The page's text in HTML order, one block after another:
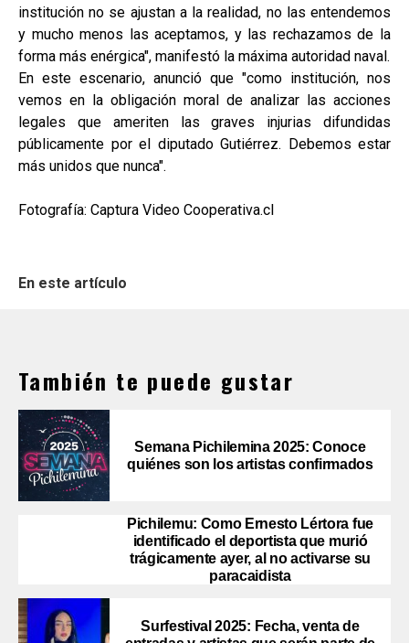
institución no se ajustan a la realidad, no las entendemos
y mucho menos las aceptamos, y las rechazamos de la
forma más enérgica", manifestó la máxima autoridad naval.
En este escenario, anunció que "como institución, nos
vemos en la obligación moral de analizar las acciones
legales que ameriten las graves injurias difundidas
públicamente por el diputado Gutiérrez. Debemos estar
más unidos que nunca".
Fotografía: Captura Video Cooperativa.cl
En este artículo
También te puede gustar
Semana Pichilemina 2025: Conoce
quiénes son los artistas confirmados
Pichilemu: Como Ernesto Lértora fue
identificado el deportista que murió
trágicamente ayer, al no activarse su
paracaidista
Surfestival 2025: Fecha, venta de